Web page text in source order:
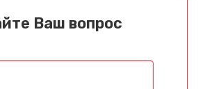
Ваш вопрос